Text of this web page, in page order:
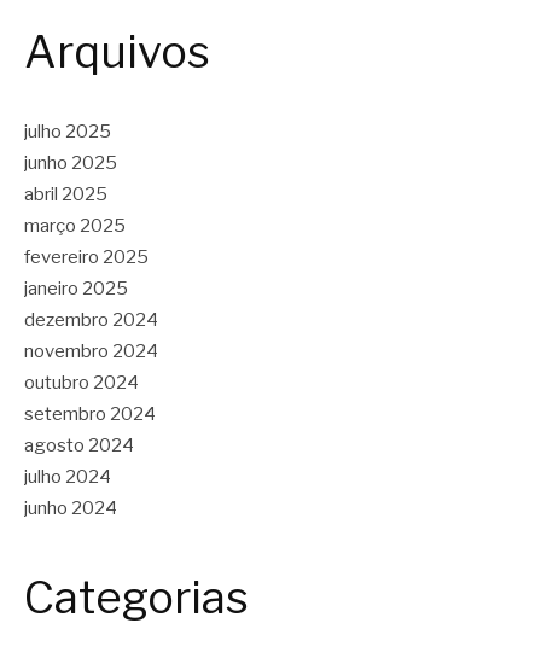
Arquivos
julho 2025
junho 2025
abril 2025
março 2025
fevereiro 2025
janeiro 2025
dezembro 2024
novembro 2024
outubro 2024
setembro 2024
agosto 2024
julho 2024
junho 2024
Categorias